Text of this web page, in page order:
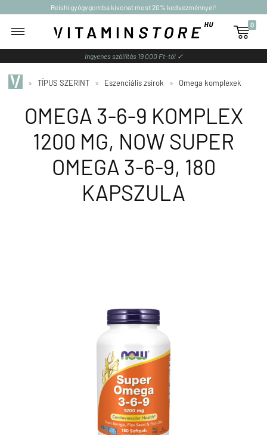
Reishi gyógygomba kivonat most 20% kedvezménnyel!

0
Ingyenes szállítás 19 000 Ft-tól ✓
» TÍPUS SZERINT » Eszenciális zsírok » Omega komplexek
OMEGA 3-6-9 KOMPLEX
1200 MG, NOW SUPER
OMEGA 3-6-9, 180
KAPSZULA